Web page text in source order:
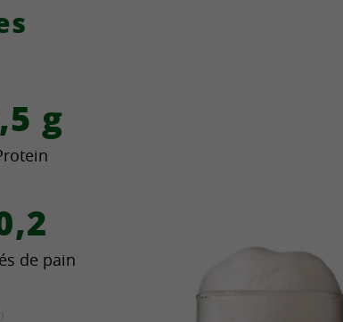
g
de pain